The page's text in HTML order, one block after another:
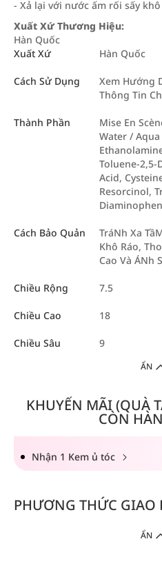
- Xả lại với nước ấm rối sấy
Xuất Xứ Thương Hiệu:
Hàn Quốc
Xuất Xứ
Hàn Quốc
Cách Sử Dụng
Xem Hướng
Thông Tin
Thành Phần
Mise En
Water /
Toluene-2,5-
Acid,
Resorcinol,
Cách Bảo Quản
TráNh Xa
Khô Ráo,
Cao Và ÁNh
Chiều Rộng 7.5
Chiều Cao 18
Chiều Sâu 9
ẨN
KHUYẾN MÃI (QUÀ
CÒN
Nhận 1 Kem ủ tóc
PHƯƠNG THỨC GIAO
ẨN